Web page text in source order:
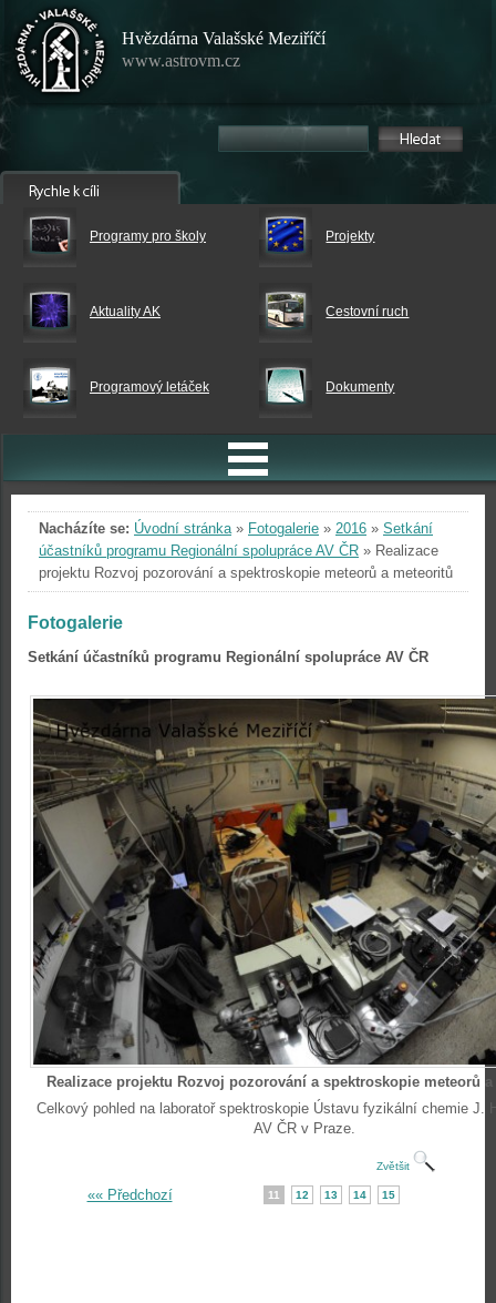
Hvězdárna Valašské Meziříčí
www.astrovm.cz
Programy pro školy Projekty
Aktuality AK Cestovní ruch
Programový letáček Dokumenty
Nacházíte se: Úvodní stránka» Fotogalerie » 2016 » Setkání
účastníků programu Regionální spolupráce AV ČR » Realizace
projektu Rozvoj pozorování a spektroskopie meteorů a meteoritů
Fotogalerie
Setkání účastníků programu Regionální spolupráce AV ČR
Realizace projektu Rozvoj pozorování a spektroskopie meteorů
Celkový pohled na laboratoř spektroskopie Ústavu fyzikální chemie J.
AV ČR v Praze.
Zvětšit
«« Předchozí 11 12 13 14 15